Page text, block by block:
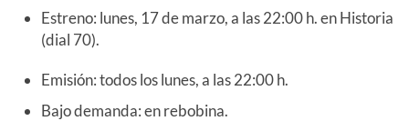
Estreno: lunes, 17 de marzo, a las 22:00 h. en Historia
(dial 70).
Emisión: todos los lunes, a las 22:00 h.
Bajo demanda: en rebobina.